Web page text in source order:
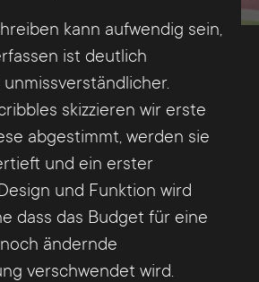
kann aufwendig sein,
ist deutlich
skizzieren wir erste
abgestimmt, werden sie
und ein erster
und Funktion wird
dass das Budget für eine
ändernde
verschwendet wird.